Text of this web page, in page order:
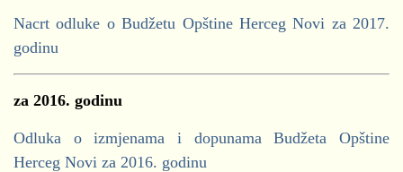
URA
Nacrt odluke o Budžetu Opštine Herceg Novi za 2017.
godinu
za 2016. godinu
Odluka o izmjenama i dopunama Budžeta Opštine
Herceg Novi za 2016. godinu